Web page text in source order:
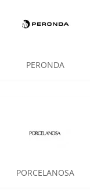
PERONDA
PORCELANOSA